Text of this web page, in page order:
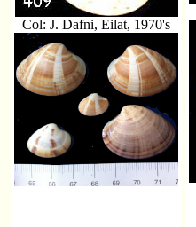
Col: J. Dafni, Eilat, 1970's